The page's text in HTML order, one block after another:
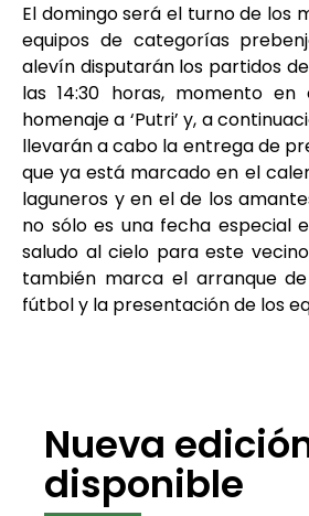
El domingo será el turno de los
equipos de categorías
alevín disputarán los partidos
las 14:30 horas, momento
homenaje a ‘Putri’ y, a
llevarán a cabo la entrega de
que ya está marcado en el
laguneros y en el de los
no sólo es una fecha especial
saludo al cielo para este
también marca el arranque
fútbol y la presentación de los
Nueva
disponible